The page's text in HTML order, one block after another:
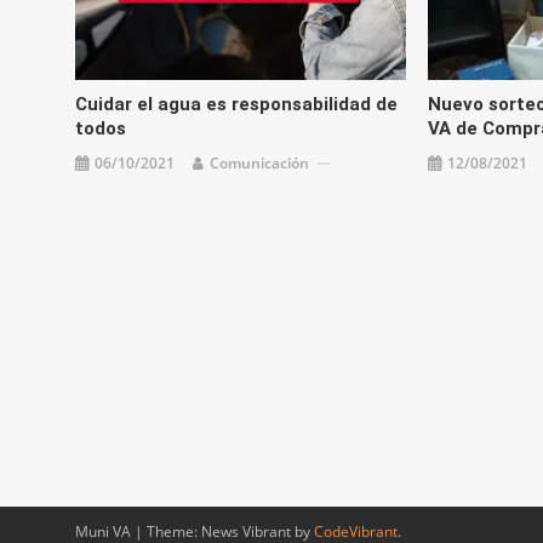
Cuidar el agua es responsabilidad de
todos
06/10/2021 Comunicación
Nuevo
VA de
12/08/2021
Muni VA | Theme: News Vibrant byCodeVibrant.